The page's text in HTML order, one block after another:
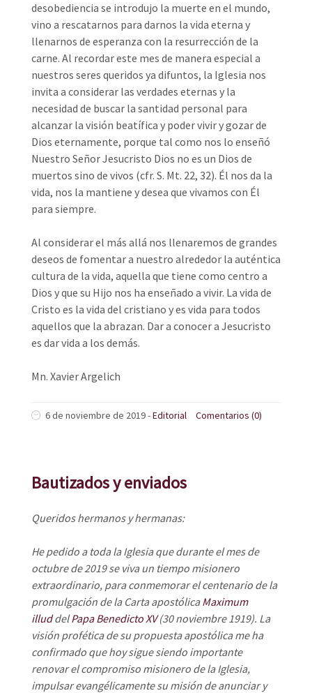
desobediencia se introdujo la muerte en el mundo,
vino a rescatarnos para darnos la vida eterna y
llenarnos de esperanza con la resurrección de la
carne. Al recordar este mes de manera especial a
nuestros seres queridos ya difuntos, la Iglesia nos
invita a considerar las verdades eternas y la
necesidad de buscar la santidad personal para
alcanzar la visión beatífica y poder vivir y gozar de
Dios eternamente, porque tal como nos lo enseñó
Nuestro Señor Jesucristo Dios no es un Dios de
muertos sino de vivos (cfr. S. Mt. 22, 32). Él nos da la
vida, nos la mantiene y desea que vivamos con Él
para siempre.
Al considerar el más allá nos llenaremos de grandes
deseos de fomentar a nuestro alrededor la auténtica
cultura de la vida, aquella que tiene como centro a
Dios y que su Hijo nos ha enseñado a vivir. La vida de
Cristo es la vida del cristiano y es vida para todos
aquellos que la abrazan. Dar a conocer a Jesucristo
es dar vida a los demás.
Mn. Xavier Argelich
6 de noviembre de 2019-Editorial Comentarios (0)
Bautizados y enviados
Queridos hermanos y hermanas:
He pedido a toda la Iglesia que durante el mes de
octubre de 2019 se viva un tiempo misionero
extraordinario, para conmemorar el centenario de la
promulgación de la Carta apostólicaMaximum
illuddelPapa Benedicto XV(30 noviembre 1919). La
visión profética de su propuesta apostólica me ha
confirmado que hoy sigue siendo importante
renovar el compromiso misionero de la Iglesia,
impulsar evangélicamente su misión de anunciar y